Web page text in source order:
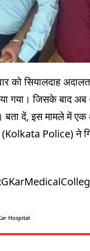
को सियालदाह
गया। जिसके बाद
दें, इस मामले में एक
Police) ने
Hospital